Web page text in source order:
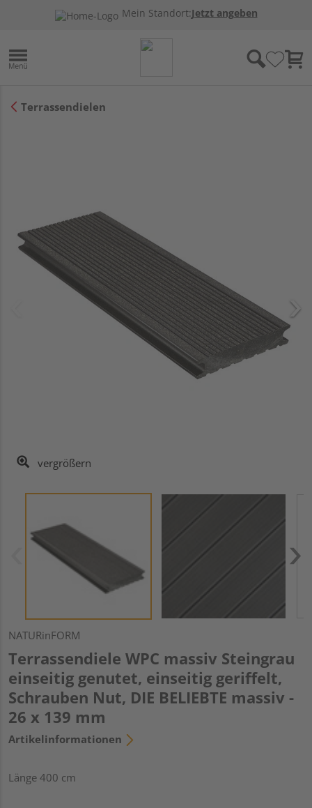
Mein Standort:Jetzt angeben
Terrassendielen
vergrößern
NATURinFORM
Terrassendiele WPC massiv Steingrau
einseitig genutet, einseitig geriffelt,
Schrauben Nut, DIE BELIEBTE massiv -
26 x 139 mm
Artikelinformationen
Länge 400 cm